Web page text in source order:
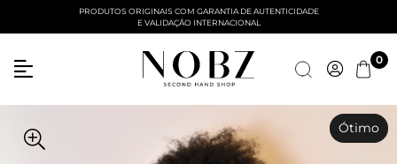
PRODUTOS ORIGINAIS COM GARANTIA DE AUTENTICIDADE
E VALIDAÇÃO INTERNACIONAL
0
Ótimo